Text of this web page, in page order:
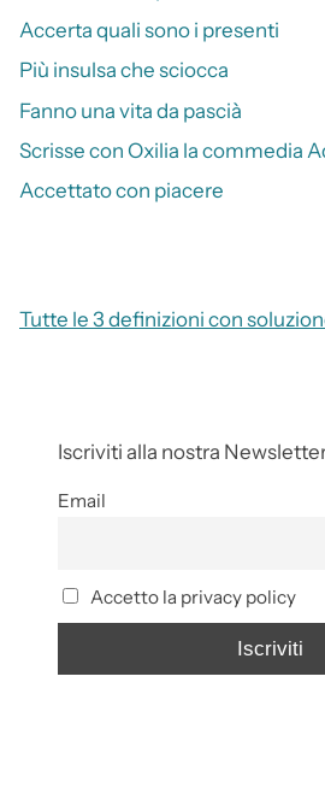
Accerta quali sono i presenti
Più insulsa che sciocca
Fanno una vita da pascià
Scrisse con Oxilia la commedia
Accettato con piacere
Tutte le 3 definizioni con
Iscriviti alla nostra
Email
Accetto la privacy policy